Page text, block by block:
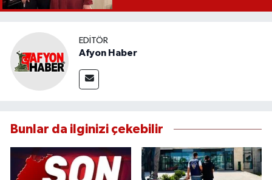
EDITÖR
Afyon Haber
Bunlar da ilginizi çekebilir